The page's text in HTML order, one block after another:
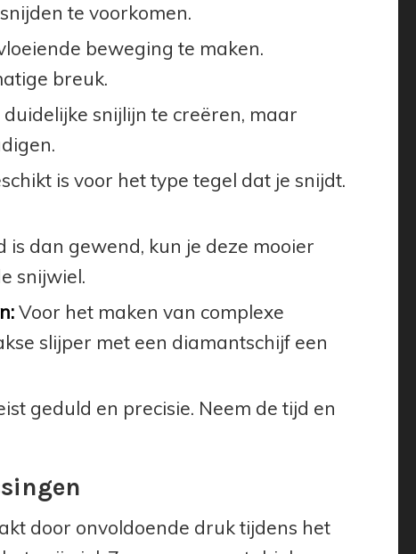
te voorkomen.
beweging te maken.
breuk.
snijlijn te creëren, maar
is voor het type tegel dat je snijdt.
is dan gewend, kun je deze mooier
snijwiel.
Voor het maken van complexe
slijper met een diamantschijf een
geduld en precisie. Neem de tijd en
door onvoldoende druk tijdens het